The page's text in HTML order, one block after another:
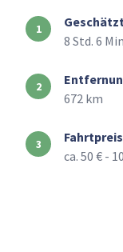
8 Std. 6
672 km
ca. 50 € -